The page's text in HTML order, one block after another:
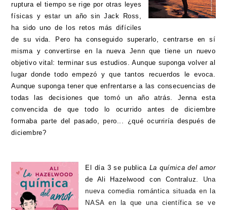
ruptura el tiempo se rige por otras leyes
físicas y estar un año sin Jack Ross,
ha sido uno de los retos más difíciles
de su vida. Pero ha conseguido superarlo, centrarse en sí
misma y convertirse en la nueva Jenn que tiene un nuevo
objetivo vital: terminar sus estudios. Aunque suponga volver al
lugar donde todo empezó y que tantos recuerdos le evoca.
Aunque suponga tener que enfrentarse a las consecuencias de
todas las decisiones que tomó un año atrás. Jenna esta
convencida de que todo lo ocurrido antes de diciembre
formaba parte del pasado, pero... ¿qué ocurriría después de
diciembre?
El día 3 se publica La química del amor
de Ali Hazelwood con Contraluz. Una
nueva comedia romántica situada en la
NASA en la que una científica se ve